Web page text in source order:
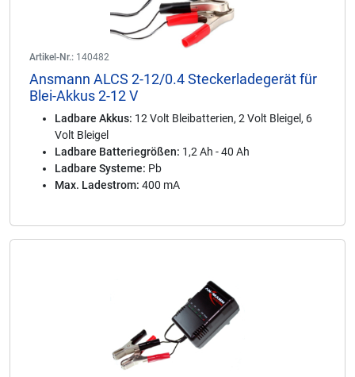
Artikel-Nr.: 140482
Ansmann ALCS 2-12/0.4 Steckerladegerät für
Blei-Akkus 2-12 V
Ladbare Akkus: 12 Volt Bleibatterien, 2 Volt Bleigel, 6
Volt Bleigel
Ladbare Batteriegrößen: 1,2 Ah - 40 Ah
Ladbare Systeme: Pb
Max. Ladestrom: 400 mA